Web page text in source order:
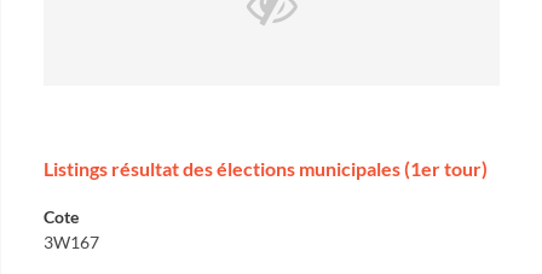
Listings résultat des élections municipales (1er tour)
Cote
3W167